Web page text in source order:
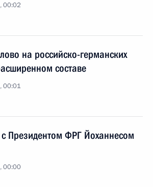
00:02
на российско-германских
составе
00:01
с Президентом ФРГ Йоханнесом
00:00